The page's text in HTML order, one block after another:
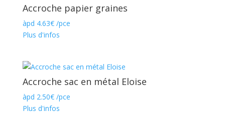
Accroche papier graines
àpd 4.63€/pce
Plus d'infos
Accroche sac en métal Eloise
àpd 2.50€/pce
Plus d'infos